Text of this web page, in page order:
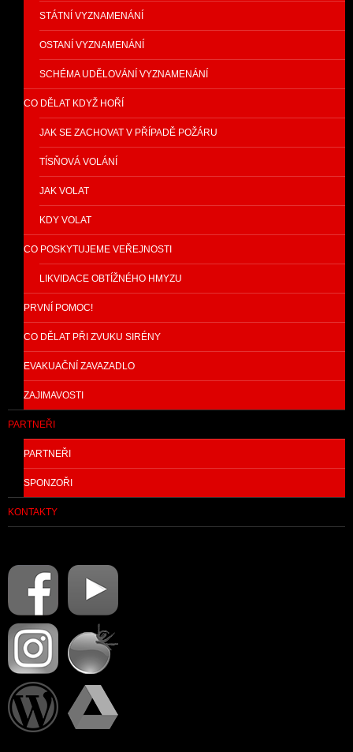
STÁTNÍ VYZNAMENÁNÍ
OSTANÍ VYZNAMENÁNÍ
SCHÉMA UDĚLOVÁNÍ VYZNAMENÁNÍ
CO DĚLAT KDYŽ HOŘÍ
JAK SE ZACHOVAT V PŘÍPADĚ POŽÁRU
TÍSŇOVÁ VOLÁNÍ
JAK VOLAT
KDY VOLAT
CO POSKYTUJEME VEŘEJNOSTI
LIKVIDACE OBTÍŽNÉHO HMYZU
PRVNÍ POMOC!
CO DĚLAT PŘI ZVUKU SIRÉNY
EVAKUAČNÍ ZAVAZADLO
ZAJIMAVOSTI
PARTNEŘI
PARTNEŘI
SPONZOŘI
KONTAKTY